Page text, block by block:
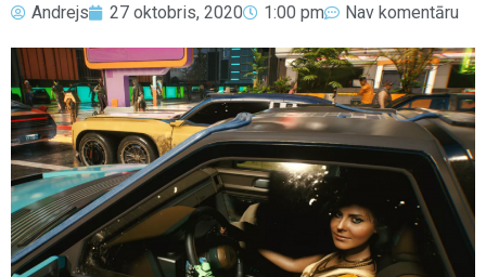
Andrejs 27 oktobris, 2020 1:00 pm Nav komentāru